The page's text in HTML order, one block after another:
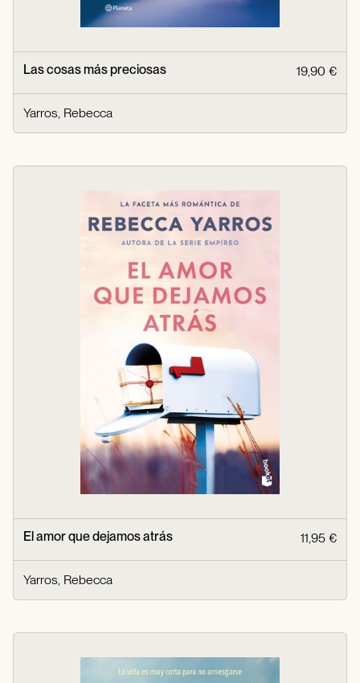
Las cosas más preciosas 19,90 €
Yarros, Rebecca
El amor que dejamos atrás 11,95 €
Yarros, Rebecca